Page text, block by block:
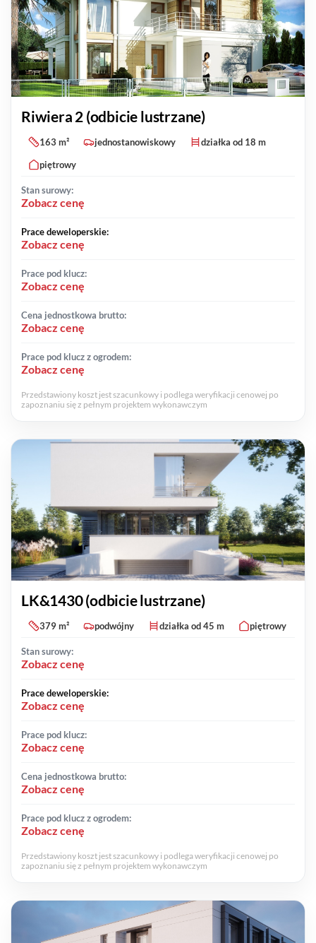
Riwiera 2 (odbicie lustrzane)
163 m² jednostanowiskowy
działka od 18 m
piętrowy
Stan surowy:
Zobacz cenę
Prace deweloperskie:
Zobacz cenę
Prace pod klucz:
Zobacz cenę
Cena jednostkowa brutto:
Zobacz cenę
Prace pod klucz z ogrodem:
Zobacz cenę
Przedstawiony koszt jest szacunkowy i podlega weryfikacji cenowej po
zapoznaniu się z pełnym projektem wykonawczym
LK&1430 (odbicie lustrzane)
379 m² podwójny działka od 45 m piętrowy
Stan surowy:
Zobacz cenę
Prace deweloperskie:
Zobacz cenę
Prace pod klucz:
Zobacz cenę
Cena jednostkowa brutto:
Zobacz cenę
Prace pod klucz z ogrodem:
Zobacz cenę
Przedstawiony koszt jest szacunkowy i podlega weryfikacji cenowej po
zapoznaniu się z pełnym projektem wykonawczym